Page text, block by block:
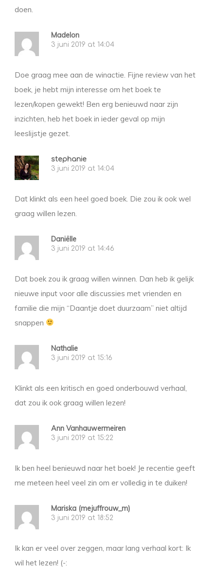
doen.
Madelon
3 juni 2019 at 14:04
Doe graag mee aan de winactie. Fijne review van het
boek, je hebt mijn interesse om het boek te
lezen/kopen gewekt! Ben erg benieuwd naar zijn
inzichten, heb het boek in ieder geval op mijn
leeslijstje gezet.
stephanie
3 juni 2019 at 14:04
Dat klinkt als een heel goed boek. Die zou ik ook wel
graag willen lezen.
Daniëlle
3 juni 2019 at 14:46
Dat boek zou ik graag willen winnen. Dan heb ik gelijk
nieuwe input voor alle discussies met vrienden en
familie die mijn “Daantje doet duurzaam” niet altijd
snappen
Nathalie
3 juni 2019 at 15:16
Klinkt als een kritisch en goed onderbouwd verhaal,
dat zou ik ook graag willen lezen!
Ann Vanhauwermeiren
3 juni 2019 at 15:22
Ik ben heel benieuwd naar het boek! Je recentie geeft
me meteen heel veel zin om er volledig in te duiken!
Mariska (mejuffrouw_m)
3 juni 2019 at 18:52
Ik kan er veel over zeggen, maar lang verhaal kort: Ik
wil het lezen! (-: